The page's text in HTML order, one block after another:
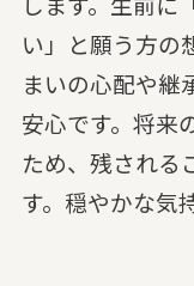
い」と願う方の
まいの心配や継
安心です。将来
ため、残される
す。穏やかな気